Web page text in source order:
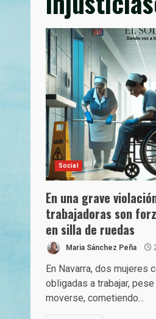
Social
En una grave
trabajadoras son
en silla de ruedas
Maria Sánchez Peña
En Navarra, dos mujeres
obligadas a trabajar,
moverse, cometiendo...